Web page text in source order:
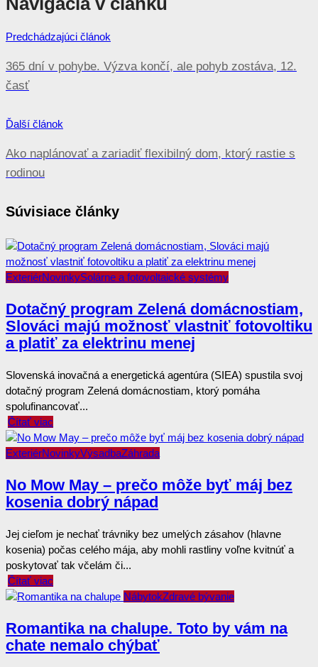
Predchádzajúci článok
365 dní v pohybe. Výzva končí, ale pohyb zostáva, 12.
časť
Ďalší článok
Ako naplánovať a zariadiť flexibilný dom, ktorý rastie s
rodinou
Súvisiace články
ExteriérNovinkySolárne a fotovoltaické systémy
Dotačný program Zelená domácnostiam,
Slováci majú možnosť vlastniť fotovoltiku
a platiť za elektrinu menej
Slovenská inovačná a energetická agentúra (SIEA) spustila svoj
dotačný program Zelená domácnostiam, ktorý pomáha
spolufinancovať...
Čítať viac
ExteriérNovinkyVýsadbaZáhrada
No Mow May – prečo môže byť máj bez
kosenia dobrý nápad
Jej cieľom je nechať trávniky bez umelých zásahov (hlavne
kosenia) počas celého mája, aby mohli rastliny voľne kvitnúť a
poskytovať tak včelám či...
Čítať viac
NábytokZdravé bývanie
Romantika na chalupe. Toto by vám na
chate nemalo chýbať